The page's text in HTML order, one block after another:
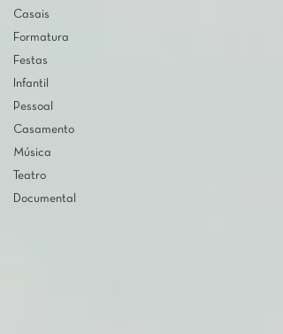
Casais
Formatura
Festas
Infantil
Pessoal
Casamento
Música
Teatro
Documental